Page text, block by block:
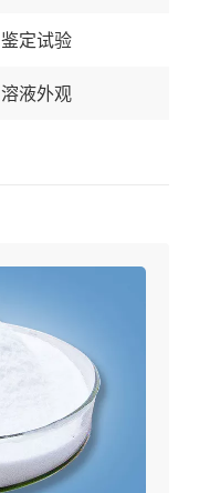
鉴定试验
溶液外观